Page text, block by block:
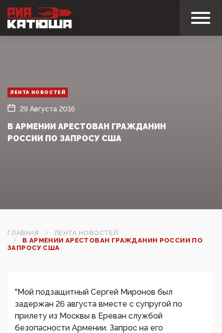
ЛЕНТА НОВОСТЕЙ
29 Августа 2016
В АРМЕНИИ АРЕСТОВАН ГРАЖДАНИН
РОССИИ ПО ЗАПРОСУ США
ГЛАВНАЯ
ЛЕНТА НОВОСТЕЙ
В АРМЕНИИ АРЕСТОВАН ГРАЖДАНИН РОССИИ ПО
ЗАПРОСУ США
"Мой подзащитный Сергей Миронов был
задержан 26 августа вместе с супругой по
прилету из Москвы в Ереван службой
безопасности Армении. Запрос на его